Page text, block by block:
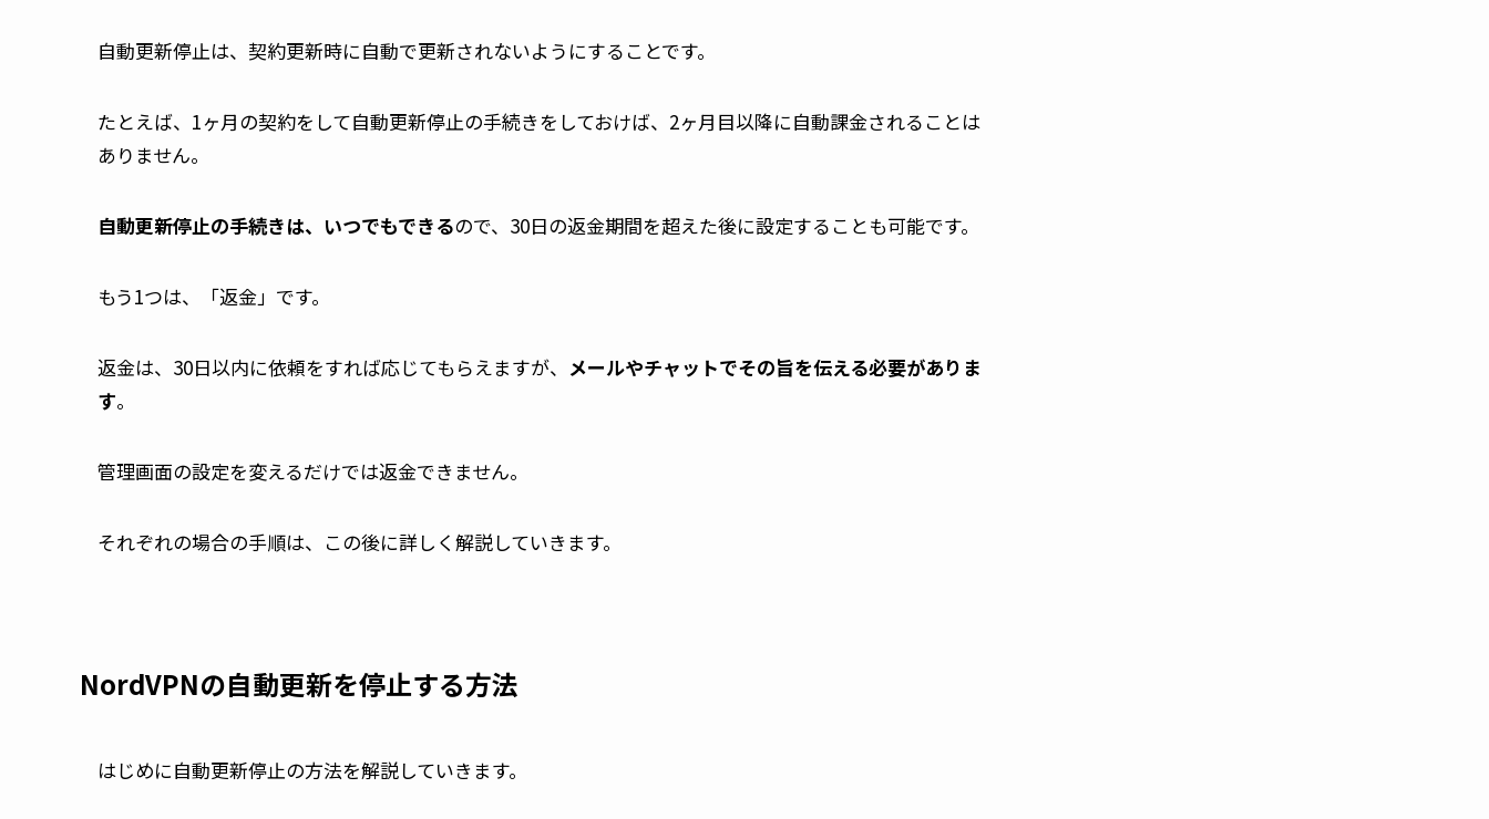
自動更新停止は、契約更新時に自動で更新されないようにすることです。
たとえば、1ヶ月の契約をして自動更新停止の手続きをしておけば、2ヶ月目以降に自動課金されることは
ありません。
自動更新停止の手続きは、いつでもできるので、30日の返金期間を超えた後に設定することも可能です。
もう1つは、「返金」です。
返金は、30日以内に依頼をすれば応じてもらえますが、 メールやチャットでその旨を伝える必要がありま
す。
管理画面の設定を変えるだけでは返金できません。
それぞれの場合の手順は、この後に詳しく解説していきます。
NordVPNの自動更新を停止する方法
はじめに自動更新停止の方法を解説していきます。